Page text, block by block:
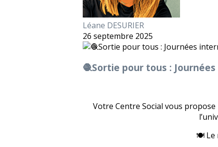
Léane DESURIER
26 septembre 2025
🧶Sortie pour tous :
Votre Centre Social vous
🍽️ Le